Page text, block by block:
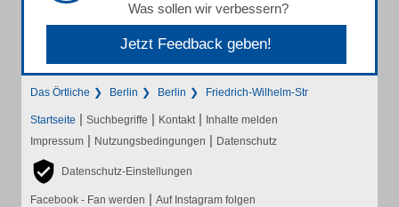
Was sollen wir verbessern?
Jetzt Feedback geben!
Das Örtliche Berlin Berlin Friedrich-Wilhelm-Str
Startseite | Suchbegriffe | Kontakt | Inhalte melden
Impressum | Nutzungsbedingungen | Datenschutz
Datenschutz-Einstellungen
Facebook - Fan werden | Auf Instagram folgen